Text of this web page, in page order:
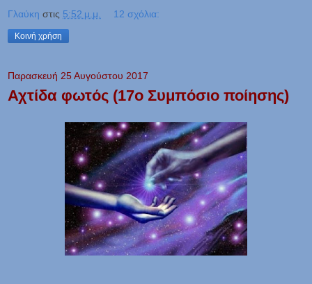
Γλαύκη στις 5:52 μ.μ. 12 σχόλια:
Κοινή χρήση
Παρασκευή 25 Αυγούστου 2017
Αχτίδα φωτός (17ο Συμπόσιο ποίησης)